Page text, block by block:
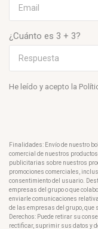
¿Cuánto es 3 + 3?
He leído y acepto la
Finalidades: Envío de nuestro
comercial de nuestros
publicitarias sobre nuestros
promociones comerciales,
consentimiento del usuario.
empresas del grupo o que
enviarle comunicaciones
de las empresas del grupo, que
Derechos: Puede retirar su
rectificar, suprimir sus datos y